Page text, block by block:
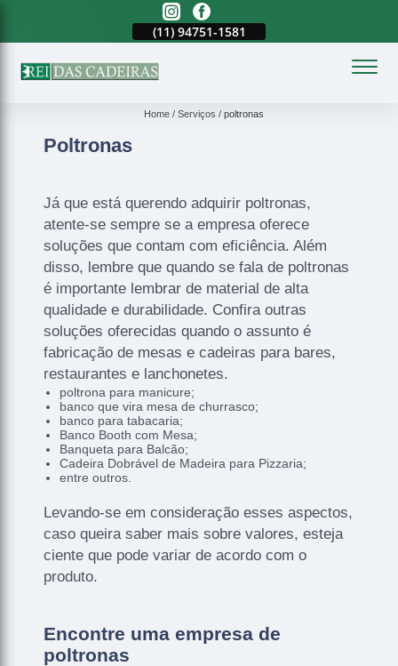
(11) 94751-1581
Home Serviços poltronas
Poltronas
Já que está querendo adquirir poltronas,
atente-se sempre se a empresa oferece
soluções que contam com eficiência. Além
disso, lembre que quando se fala de poltronas
é importante lembrar de material de alta
qualidade e durabilidade. Confira outras
soluções oferecidas quando o assunto é
fabricação de mesas e cadeiras para bares,
restaurantes e lanchonetes.
poltrona para manicure;
banco que vira mesa de churrasco;
banco para tabacaria;
Banco Booth com Mesa;
Banqueta para Balcão;
Cadeira Dobrável de Madeira para Pizzaria;
entre outros.
Levando-se em consideração esses aspectos,
caso queira saber mais sobre valores, esteja
ciente que pode variar de acordo com o
produto.
Encontre uma empresa de
poltronas